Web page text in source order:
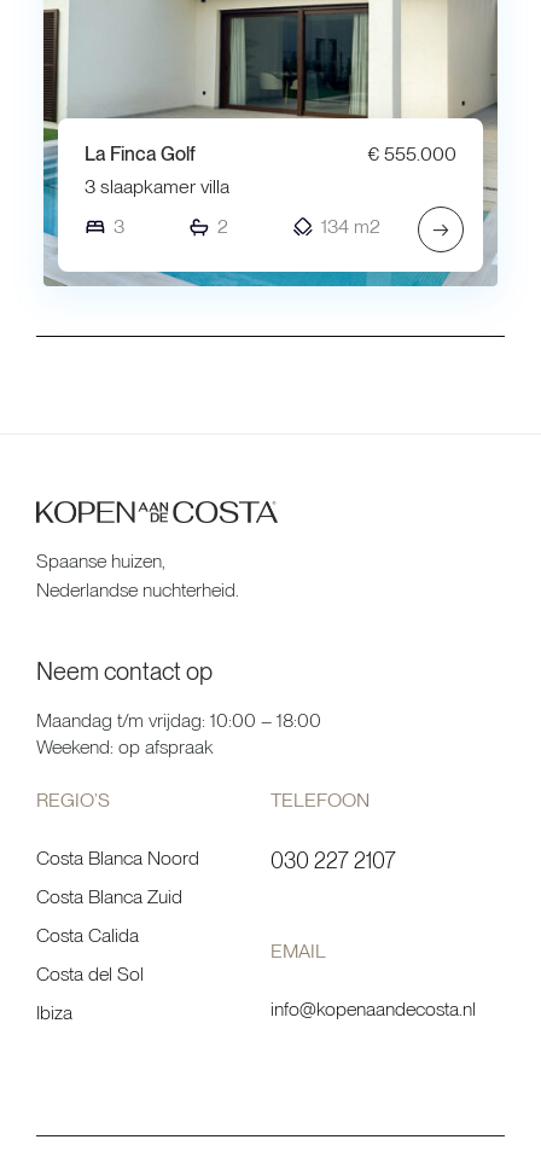
La Finca Golf
€ 555.000
3 slaapkamer villa
3
2 134 m2 →
Spaanse huizen,
Nederlandse nuchterheid.
Neem contact op
Maandag t/m vrijdag: 10:00 – 18:00
Weekend: op afspraak
REGIO’S
Costa Blanca Noord
Costa Blanca Zuid
Costa Calida
Costa del Sol
Ibiza
TELEFOON
030 227 2107
EMAIL
info@kopenaandecosta.nl